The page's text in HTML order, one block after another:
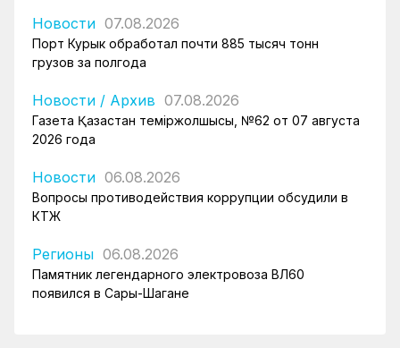
Новости 07.08.2026
Порт Курык обработал почти 885 тысяч тонн
грузов за полгода
Новости / Архив 07.08.2026
Газета Қазақстан теміржолшысы, №62 от 07 августа
2026 года
Новости 06.08.2026
Вопросы противодействия коррупции обсудили в
КТЖ
Регионы 06.08.2026
Памятник легендарного электровоза ВЛ60
появился в Сары-Шагане